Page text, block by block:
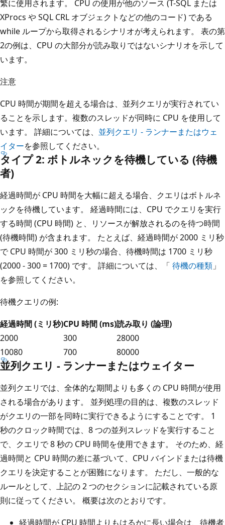
繁に使用されます。 CPU の使用が他のソース (T-SQL または
XProcs や SQL CRL オブジェクトなどの他のコード) である
while ループから取得されるシナリオが考えられます。 表の第
2の例は、CPU の大部分が読み取りではないシナリオを示して
います。
注意
CPU 時間が期間を超える場合は、並列クエリが実行されてい
ることを示します。複数のスレッドが同時に CPU を使用して
います。 詳細については、 並列クエリ - ランナーまたはウェ
イターを参照してください。
タイプ 2: ボトルネックを待機している (待機
者)
経過時間が CPU 時間を大幅に超える場合、クエリはボトルネ
ックを待機しています。 経過時間には、CPU でクエリを実行
する時間 (CPU 時間) と、リソースが解放されるのを待つ時間
(待機時間) が含まれます。 たとえば、経過時間が 2000 ミリ秒
で CPU 時間が 300 ミリ秒の場合、待機時間は 1700 ミリ秒
(2000 - 300 = 1700) です。 詳細については、「 待機の種類 」
を参照してください。
待機クエリの例:
経過時間 (ミリ秒)CPU 時間 (ms)読み取り (論理)
2000
300
28000
10080
700 80000
並列クエリ - ランナーまたはウェイター
並列クエリでは、全体的な期間よりも多くの CPU 時間が使用
される場合があります。 並列処理の目的は、複数のスレッド
がクエリの一部を同時に実行できるようにすることです。 1
秒のクロック時間では、8 つの並列スレッドを実行すること
で、クエリで 8 秒の CPU 時間を使用できます。 そのため、経
過時間と CPU 時間の差に基づいて、CPU バインドまたは待機
クエリを決定することが困難になります。 ただし、一般的な
ルールとして、上記の 2 つのセクションに記載されている原
則に従ってください。 概要は次のとおりです。
経過時間が CPU 時間よりもはるかに長い場合は、待機者